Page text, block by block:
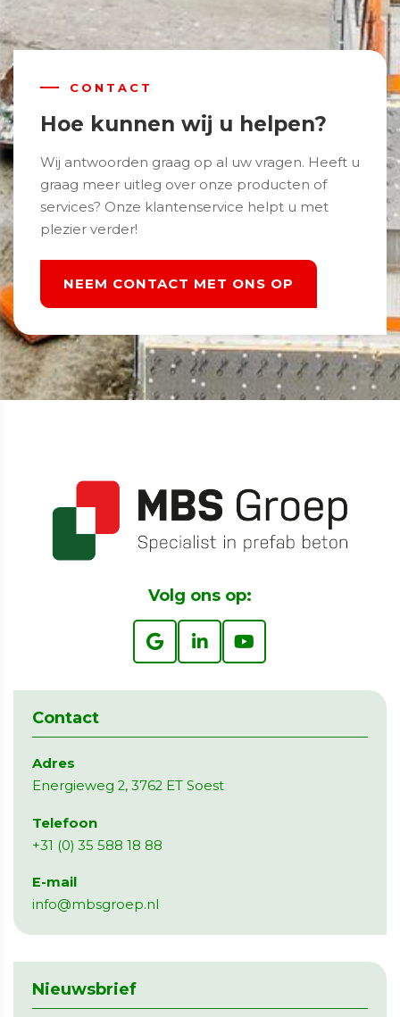
CONTACT
Hoe kunnen wij u helpen?
Wij antwoorden graag op al uw vragen. Heeft u
graag meer uitleg over onze producten of
services? Onze klantenservice helpt u met
plezier verder!
NEEM CONTACT MET ONS OP
Volg ons op:
Contact
Adres
Energieweg 2, 3762 ET Soest
Telefoon
+31 (0) 35 588 18 88
E-mail
info@mbsgroep.nl
Nieuwsbrief